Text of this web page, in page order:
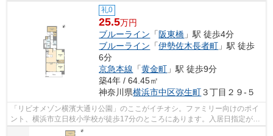
礼0
25.5万円
ブルーライン 「 阪東橋 」駅 徒歩4分
ブルーライン 「伊勢佐木長者町 」駅 徒歩
6分
京急本線 「黄金町 」駅 徒歩9分
築4年 / 64.45㎡
神奈川県横浜市中区弥生町３丁目２９-５
「リビオメゾン横濱大通り公園」のここがイチオシ。ファミリー向けのポイ
ント、横浜市立日枝小学校が徒歩17分のところにあります。入居日指定が令
和8年8月の物件です。お部屋探しの時...